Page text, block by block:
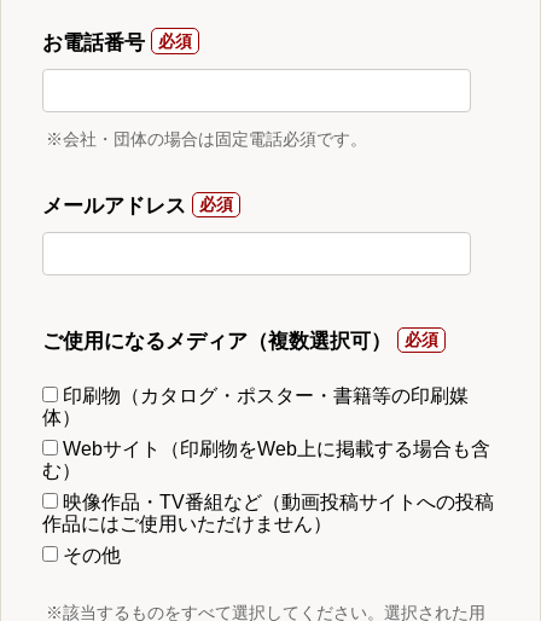
お電話番号
※会社・団体の場合は固定電話必須です。
メールアドレス
ご使用になるメディア（複数選択可）
印刷物（カタログ・ポスター・書籍等の印刷媒
体）
Webサイト（印刷物をWeb上に掲載する場合も含
む）
映像作品・TV番組など（動画投稿サイトへの投稿
作品にはご使用いただけません）
その他
※該当するものをすべて選択してください。選択された用